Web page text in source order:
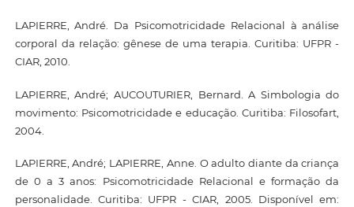
LAPIERRE, André. Da Psicomotricidade Relacional à análise
corporal da relação: gênese de uma terapia. Curitiba: UFPR -
CIAR, 2010.
LAPIERRE, André; AUCOUTURIER, Bernard. A Simbologia do
movimento: Psicomotricidade e educação. Curitiba: Filosofart,
2004.
LAPIERRE, André; LAPIERRE, Anne. O adulto diante da criança
de 0 a 3 anos: Psicomotricidade Relacional e formação da
personalidade. Curitiba: UFPR - CIAR, 2005. Disponível em: